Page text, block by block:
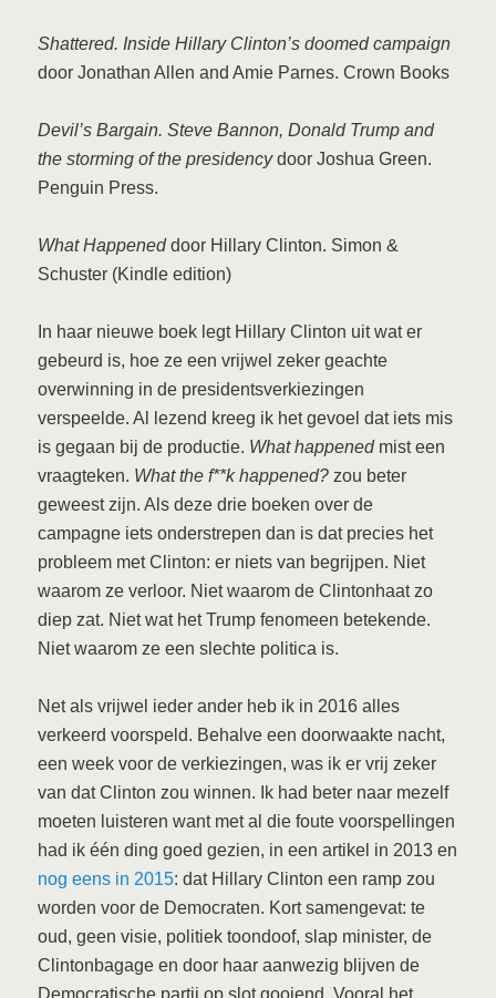
Shattered. Inside Hillary Clinton’s doomed campaign
door Jonathan Allen and Amie Parnes. Crown Books
Devil’s Bargain. Steve Bannon, Donald Trump and
the storming of the presidencydoor Joshua Green.
Penguin Press.
What Happeneddoor Hillary Clinton. Simon &
Schuster (Kindle edition)
In haar nieuwe boek legt Hillary Clinton uit wat er
gebeurd is, hoe ze een vrijwel zeker geachte
overwinning in de presidentsverkiezingen
verspeelde. Al lezend kreeg ik het gevoel dat iets mis
is gegaan bij de productie. What happenedmist een
vraagteken. What the f**k happened? zou beter
geweest zijn. Als deze drie boeken over de
campagne iets onderstrepen dan is dat precies het
probleem met Clinton: er niets van begrijpen. Niet
waarom ze verloor. Niet waarom de Clintonhaat zo
diep zat. Niet wat het Trump fenomeen betekende.
Niet waarom ze een slechte politica is.
Net als vrijwel ieder ander heb ik in 2016 alles
verkeerd voorspeld. Behalve een doorwaakte nacht,
een week voor de verkiezingen, was ik er vrij zeker
van dat Clinton zou winnen. Ik had beter naar mezelf
moeten luisteren want met al die foute voorspellingen
had ik één ding goed gezien, in een artikel in 2013 en
nog eens in 2015: dat Hillary Clinton een ramp zou
worden voor de Democraten. Kort samengevat: te
oud, geen visie, politiek toondoof, slap minister, de
Clintonbagage en door haar aanwezig blijven de
Democratische partij op slot gooiend. Vooral het